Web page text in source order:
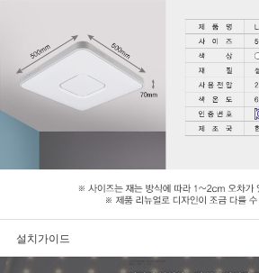
설치가이드